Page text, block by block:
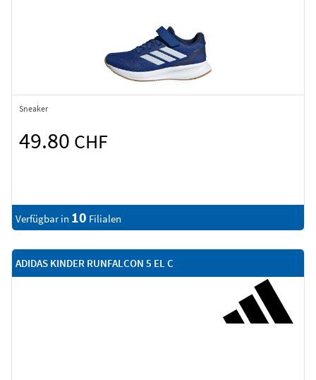
Sneaker
49.80 CHF
Verfügbar in 10 Filialen
ADIDAS KINDER RUNFALCON 5 EL C